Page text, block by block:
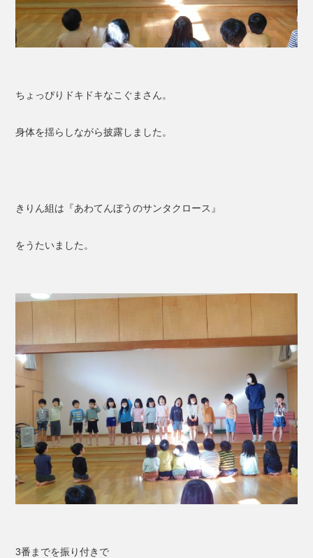
ちょっぴりドキドキなこぐまさん。
身体を揺らしながら披露しました。
きりん組は『あわてんぼうのサンタクロース』
をうたいました。
3番までを振り付きで